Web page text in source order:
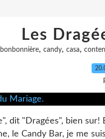
Les
bonbonnière, candy, casa,
dit "Dragées", bien sur!
le Candy Bar, je me